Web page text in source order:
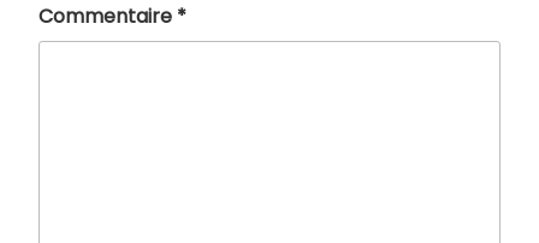
Commentaire *